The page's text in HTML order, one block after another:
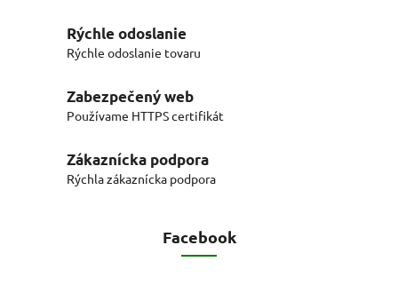
Rýchle odoslanie
Rýchle odoslanie tovaru
Zabezpečený web
Používame HTTPS certifikát
Zákaznícka podpora
Rýchla zákaznícka podpora
Facebook